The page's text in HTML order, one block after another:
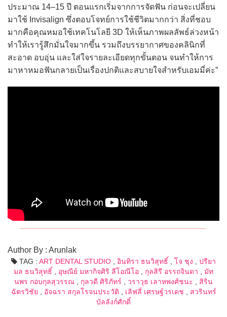
ประมาณ 14–15 ปี ตอนแรกเริ่มจากการจัดฟัน ก่อนจะเปลี่ยน
มาใช้ Invisalign ซึ่งตอบโจทย์การใช้ชีวิตมากกว่า สิ่งที่ชอบ
มากคือคุณหมอใช้เทคโนโลยี 3D ให้เห็นภาพผลลัพธ์ล่วงหน้า
ทำให้เรารู้สึกมั่นใจมากขึ้น รวมถึงบรรยากาศของคลินิกที่
สะอาด อบอุ่น และใส่ใจรายละเอียดทุกขั้นตอน จนทำให้การ
มาหาหมอฟันกลายเป็นเรื่องปกติและสบายใจสำหรับเอมมี่ค่ะ”
Author By : Arunlak
TAG : ART DENTAL STUDIO , อินทิรา ธนวิสุทธิ์ , โจ ชุง , ปรียา
มล ธนวิสุทธิ์ , อุษณีย์ มหากิจศิริ ลีโอณีโอ , กุลสิรี อรรถจินดา , มัท
นพร กอบกุลสุวรรณ , กุลวดี ศิริภัทร์ , วราวุธ เลาหพงศ์ชนะ , สิริน
ฉัตรวิชัย , อัจฉรา สกุลโรจนประวัติ , เลิฟลี่ เศรษฐ์วรเดช , สวรินทร์
บัลลังก์ศักดิ์